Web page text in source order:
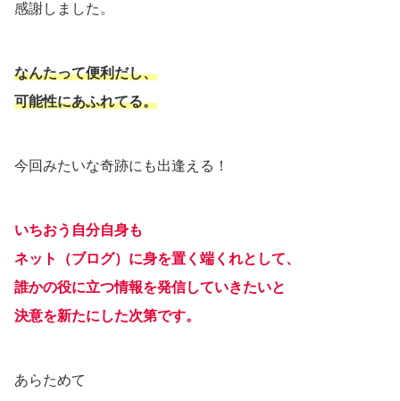
感謝しました。
なんたって便利だし、
可能性にあふれてる。
今回みたいな奇跡にも出逢える！
いちおう自分自身も
ネット（ブログ）に身を置く端くれとして、
誰かの役に立つ情報を発信していきたいと
決意を新たにした次第です。
あらためて